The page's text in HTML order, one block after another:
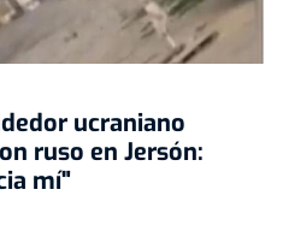
ucraniano
ruso en Jersón:
mí"